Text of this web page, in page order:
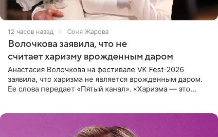
12 часов назад Соня Жарова
Волочкова заявила, что не
считает харизму врожденным даром
Анастасия Волочкова на фестивале VK Fest-2026
заявила, что харизма не является врожденным даром.
Ее слова передает «Пятый канал». «Харизма — это